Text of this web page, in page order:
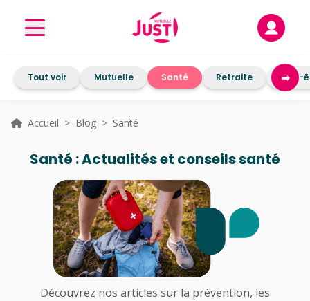
Tout voir Mutuelle Santé Retraite Bien-
➡
Accueil > Blog> Santé
Santé : Actualités et conseils santé
Découvrez nos articles sur la prévention, les